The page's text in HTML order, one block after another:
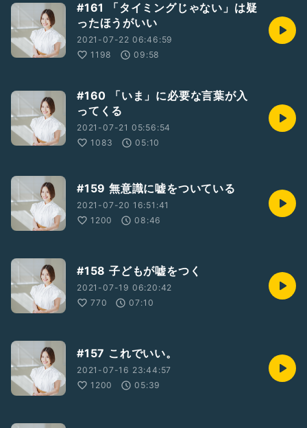
#161 「タイミングじゃない」は疑
ったほうがいい
2021-07-22 06:46:59
1198
09:58
#160 「いま」に必要な言葉が入
ってくる
2021-07-21 05:56:54
1083
05:10
#159 無意識に嘘をついている
2021-07-20 16:51:41
1200
08:46
#158 子どもが嘘をつく
2021-07-19 06:20:42
770
07:10
#157 これでいい。
2021-07-16 23:44:57
1200
05:39